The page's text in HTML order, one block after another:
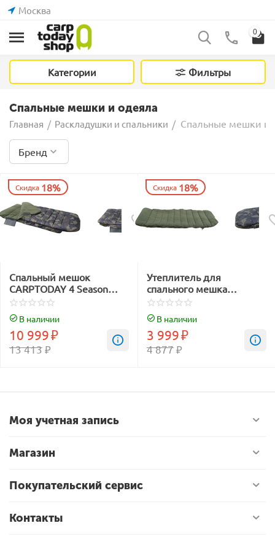
Москва
0
Категории Фильтры
Спальные мешки и одеяла
Главная / Раскладушки и спальники / Спальные мешки и
Бренд
Скидка 18%
Спальный мешок
CARPTODAY 4 Season
Sleeping Bag
В наличии
13 413₽
10 999₽
Скидка 18%
Утеплитель для
спального мешка
CARPTODAY Sleeping Bag
Warm Layer
В наличии
4 877₽
3 999₽
Моя учетная запись
Магазин
Покупательский сервис
Контакты